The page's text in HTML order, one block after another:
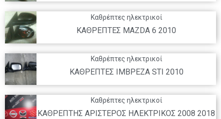
Καθρέπτες ηλεκτρικοί
ΚΑΘΡΕΠΤΕΣ MAZDA 6 2010
Καθρέπτες ηλεκτρικοί
ΚΑΘΡΕΠΤΕΣ ΙΜΒΡΕΖΑ STI 2010
Καθρέπτες ηλεκτρικοί
ΚΑΘΡΕΠΤΗΣ ΑΡΙΣΤΕΡΟΣ ΗΛΕΚΤΡΙΚΟΣ 2008 2018